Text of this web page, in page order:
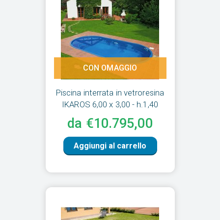
Piscina interrata in vetroresina
IKAROS 6,00 x 3,00 - h.1,40
da €10.795,00
Aggiungi al carrello
CON OMAGGIO